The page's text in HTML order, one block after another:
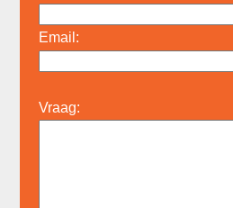
Email:
Vraag: